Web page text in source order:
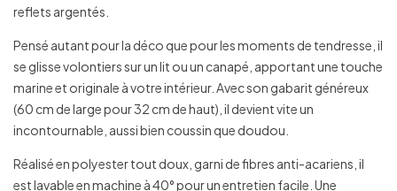
reflets argentés.
Pensé autant pour la déco que pour les moments de tendresse, il
se glisse volontiers sur un lit ou un canapé, apportant une touche
marine et originale à votre intérieur. Avec son gabarit généreux
(60 cm de large pour 32 cm de haut), il devient vite un
incontournable, aussi bien coussin que doudou.
Réalisé en polyester tout doux, garni de fibres anti-acariens, il
est lavable en machine à 40° pour un entretien facile. Une